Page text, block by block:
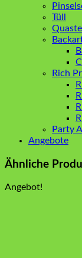
Tüll
Rich
Party
Angebote
Ähnliche
Angebot!